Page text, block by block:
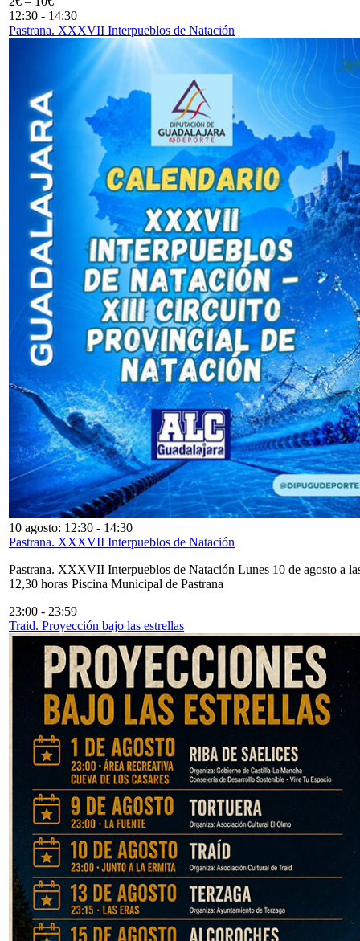
12:30 - 14:30
Pastrana. XXXVII Interpueblos de Natación
10 agosto: 12:30 - 14:30
Pastrana. XXXVII Interpueblos de Natación
Pastrana. XXXVII Interpueblos de Natación Lunes 10 de agosto a
12,30 horas Piscina Municipal de Pastrana
23:00 - 23:59
Traid. Proyección bajo las estrellas